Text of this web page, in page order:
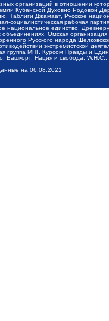
организаций в отношении
Кубанской Духовно Родовой
Таблиги Джамаат, Русское
социалистическая рабочая
национальное единство,
Омская
Русского народа
экстремистской
МПГ, Курсом Правды и
Башкорт, Нация и свобода,
на 06.08.2021